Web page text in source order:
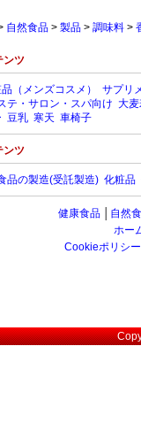
自然食品 > 製品 > 調味料 >
ンツ
（メンズコスメ） サプリ
テ・サロン・スパ向け 大
豆乳 寒天 車椅子
ンツ
品の製造(受託製造) 化粧品
健康食品 自然
ホー
Cookieポリシー